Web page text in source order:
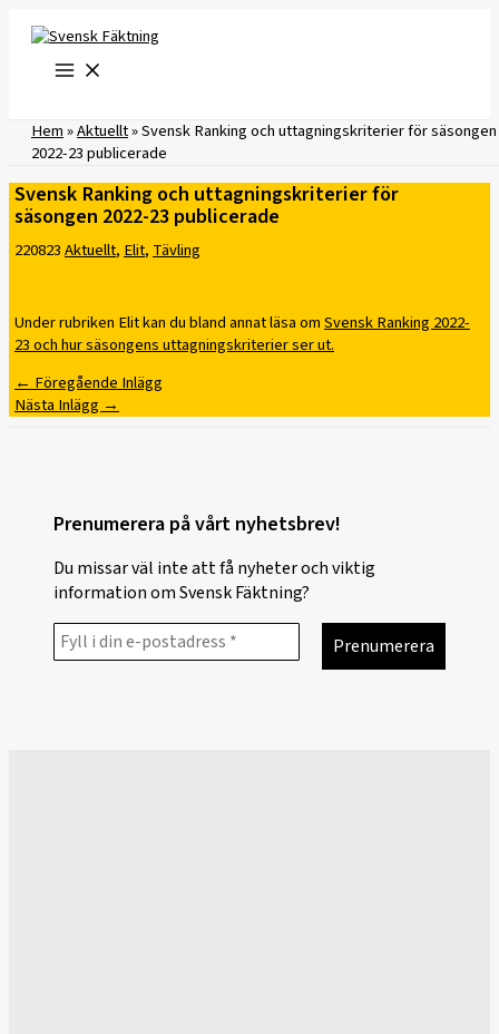
innehåll
Hem»Aktuellt»Svensk Ranking och uttagningskriterier för säsongen
2022-23 publicerade
Svensk Ranking och uttagningskriterier för
säsongen 2022-23 publicerade
220823Aktuellt,Elit,Tävling
Under rubriken Elit kan du bland annat läsa omSvensk Ranking 2022-
23 och hur säsongens uttagningskriterier ser ut.
←Föregående Inlägg
Nästa Inlägg→
Prenumerera på vårt nyhetsbrev!
Du missar väl inte att få nyheter och viktig
information om Svensk Fäktning?